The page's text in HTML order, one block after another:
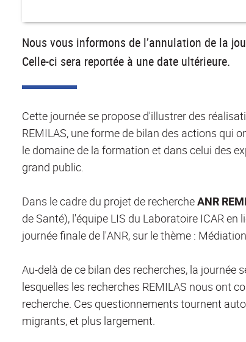
Nous vous informons de l’annulation de la
Celle-ci sera reportée à une date ultérieure.
Cette journée se propose d'illustrer des
REMILAS, une forme de bilan des actions qui
le domaine de la formation et dans celui des
grand public.
Dans le cadre du projet de rechercheANR
de Santé), l'équipe LIS du Laboratoire ICAR
journée finale de l'ANR, sur le thème :
Au-delà de ce bilan des recherches, la
lesquelles les recherches REMILAS nous ont
recherche. Ces questionnements tournent
migrants, et plus largement.